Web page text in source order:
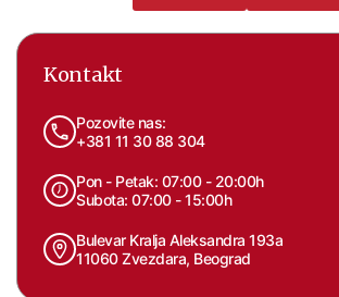
Kontakt
Pozovite nas:
+381 11 30 88 304
Pon - Petak: 07:00 - 20:00h
Subota: 07:00 - 15:00h
Bulevar Kralja Aleksandra 193a
11060 Zvezdara, Beograd